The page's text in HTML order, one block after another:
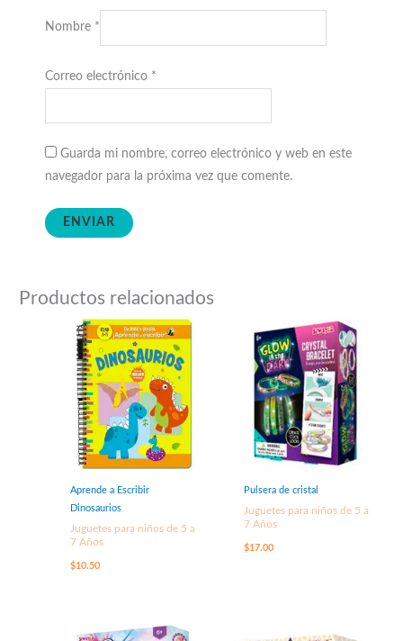
Nombre *
Correo electrónico *
Guarda mi nombre, correo electrónico y web en este
navegador para la próxima vez que comente.
Productos relacionados
Aprende a Escribir
Dinosaurios
Juguetes para niños de 5 a
7 Años
$10.50
Pulsera de cristal
Juguetes para niños de 5 a
7 Años
$17.00